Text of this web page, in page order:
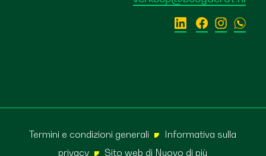
Termini e condizioni generali
Informativa sulla
privacy
Sito web di Nuovo di più